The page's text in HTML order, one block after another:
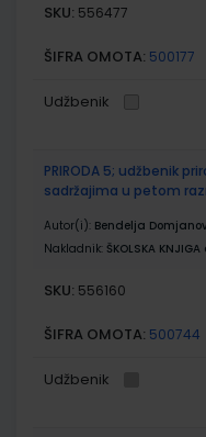
SKU: 556477
ŠIFRA OMOTA: 500177
Udžbenik
PRIRODA 5; udžbenik
sadržajima u petom
Autor(i): Bendelja
Nakladnik: ŠKOLSKA
SKU: 556160
ŠIFRA OMOTA: 500744
Udžbenik